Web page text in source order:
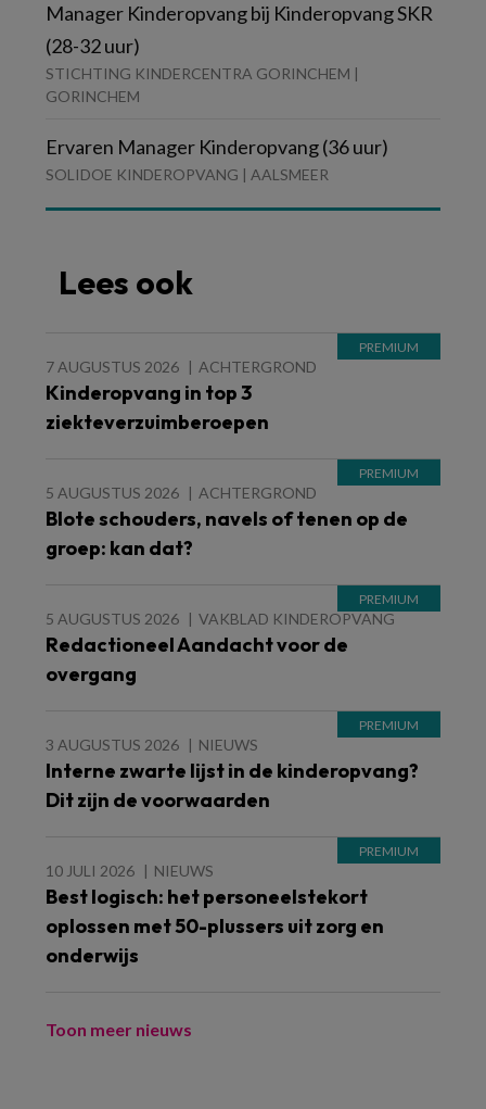
Manager Kinderopvang bij Kinderopvang SKR
(28-32 uur)
STICHTING KINDERCENTRA GORINCHEM |
GORINCHEM
Ervaren Manager Kinderopvang (36 uur)
SOLIDOE KINDEROPVANG | AALSMEER
Lees ook
7 AUGUSTUS 2026 ACHTERGROND
Kinderopvang in top 3
ziekteverzuimberoepen
5 AUGUSTUS 2026 ACHTERGROND
Blote schouders, navels of tenen op de
groep: kan dat?
5 AUGUSTUS 2026 VAKBLAD KINDEROPVANG
Redactioneel Aandacht voor de
overgang
3 AUGUSTUS 2026 NIEUWS
Interne zwarte lijst in de kinderopvang?
Dit zijn de voorwaarden
10 JULI 2026 NIEUWS
Best logisch: het personeelstekort
oplossen met 50-plussers uit zorg en
onderwijs
Toon meer nieuws